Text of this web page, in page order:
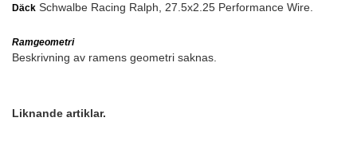
Däck Schwalbe Racing Ralph, 27.5x2.25 Performance Wire.
Ramgeometri
Beskrivning av ramens geometri saknas.
Liknande artiklar.